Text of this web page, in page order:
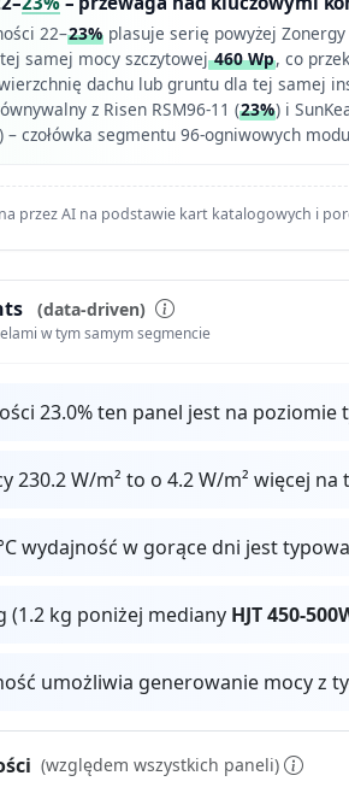
22–23%plasuje serię powyżej Zonergy
samej mocy szczytowej460 Wp, co
dachu lub gruntu dla tej samej
z Risen RSM96-11 (23%) i
– czołówka segmentu 96-ogniwowych
przez AI na podstawie kart katalogowych i
(data-driven)
w tym samym segmencie
23.0% ten panel jest na poziomie
230.2 W/m² to o 4.2 W/m² więcej
wydajność w gorące dni jest
(1.2 kg poniżej mediany HJT 450-
umożliwia generowanie mocy z
(względem wszystkich paneli)